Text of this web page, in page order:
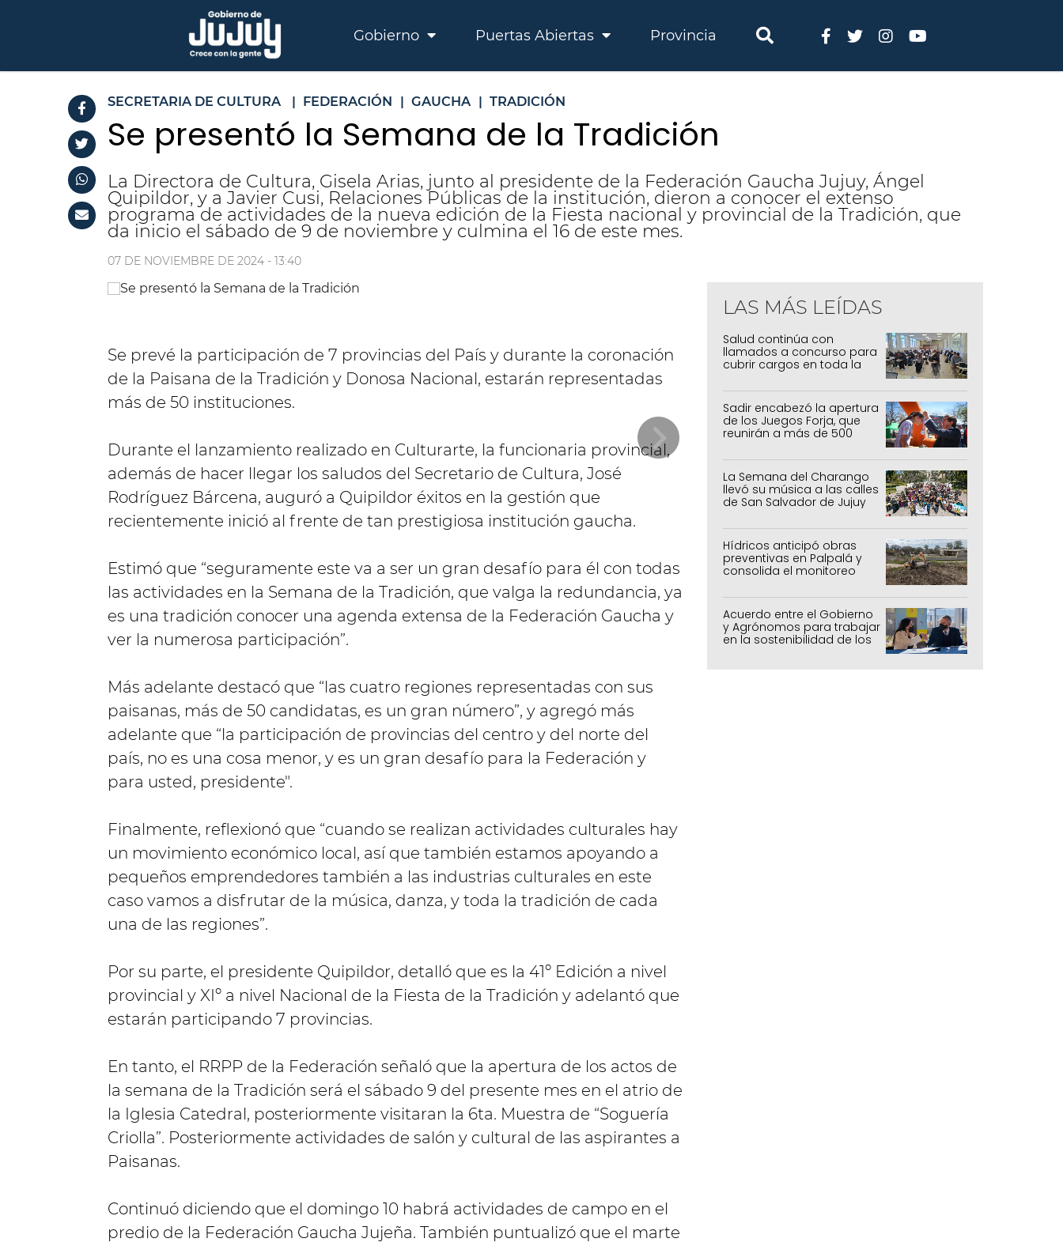
Gobierno Puertas Abiertas Provincia
SECRETARIA DE CULTURA | FEDERACIÓN | GAUCHA | TRADICIÓN
Se presentó la Semana de la Tradición
La Directora de Cultura, Gisela Arias, junto al presidente de la Federación Gaucha Jujuy, Ángel
Quipildor, y a Javier Cusi, Relaciones Públicas de la institución, dieron a conocer el extenso
programa de actividades de la nueva edición de la Fiesta nacional y provincial de la Tradición, que
da inicio el sábado de 9 de noviembre y culmina el 16 de este mes.
07 DE NOVIEMBRE DE 2024 - 13:40
Se prevé la participación de 7 provincias del País y durante la coronación
de la Paisana de la Tradición y Donosa Nacional, estarán representadas
más de 50 instituciones.
Durante el lanzamiento realizado en Culturarte, la funcionaria provincial,
además de hacer llegar los saludos del Secretario de Cultura, José
Rodríguez Bárcena, auguró a Quipildor éxitos en la gestión que
recientemente inició al frente de tan prestigiosa institución gaucha.
Estimó que “seguramente este va a ser un gran desafío para él con todas
las actividades en la Semana de la Tradición, que valga la redundancia, ya
es una tradición conocer una agenda extensa de la Federación Gaucha y
ver la numerosa participación”.
Más adelante destacó que “las cuatro regiones representadas con sus
paisanas, más de 50 candidatas, es un gran número”, y agregó más
adelante que “la participación de provincias del centro y del norte del
país, no es una cosa menor, y es un gran desafío para la Federación y
para usted, presidente".
Finalmente, reflexionó que “cuando se realizan actividades culturales hay
un movimiento económico local, así que también estamos apoyando a
pequeños emprendedores también a las industrias culturales en este
caso vamos a disfrutar de la música, danza, y toda la tradición de cada
una de las regiones”.
Por su parte, el presidente Quipildor, detalló que es la 41º Edición a nivel
provincial y XIº a nivel Nacional de la Fiesta de la Tradición y adelantó que
estarán participando 7 provincias.
En tanto, el RRPP de la Federación señaló que la apertura de los actos de
la semana de la Tradición será el sábado 9 del presente mes en el atrio de
la Iglesia Catedral, posteriormente visitaran la 6ta. Muestra de “Soguería
Criolla”. Posteriormente actividades de salón y cultural de las aspirantes a
Paisanas.
Continuó diciendo que el domingo 10 habrá actividades de campo en el
predio de la Federación Gaucha Jujeña. También puntualizó que el marte
LAS MÁS LEÍDAS
Salud continúa con
llamados a concurso para
cubrir cargos en toda la
Sadir encabezó la apertura
de los Juegos Forja, que
reunirán a más de 500
La Semana del Charango
llevó su música a las calles
de San Salvador de Jujuy
Hídricos anticipó obras
preventivas en Palpalá y
consolida el monitoreo
Acuerdo entre el Gobierno
y Agrónomos para trabajar
en la sostenibilidad de los